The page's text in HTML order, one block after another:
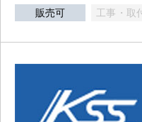
販売可 工事・取